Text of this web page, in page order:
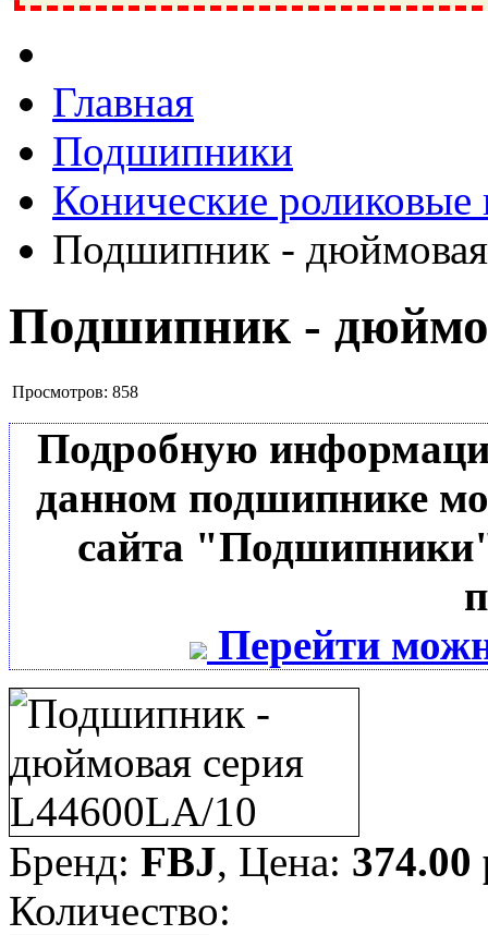
Ивантеевка, подшипники, пневматика, метизы, техника,
Главная
Подшипники
Конические
Подшипник -
Подшипник -
Просмотров: 858
Подробную
данном подшипнике
сайта
Перейти
Бренд: FBJ, Цена: 374.00
Количество: